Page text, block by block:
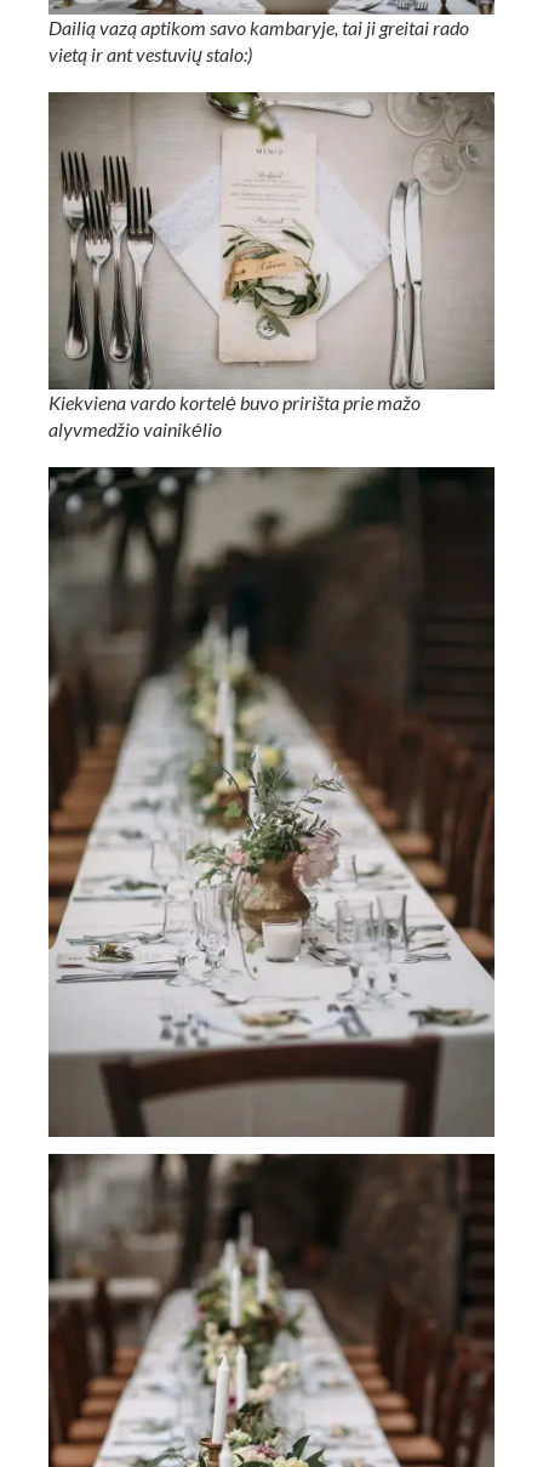
Dailią vazą aptikom savo kambaryje, tai ji greitai rado
vietą ir ant vestuvių stalo:)
Kiekviena vardo kortelė buvo pririšta prie mažo
alyvmedžio vainikėlio